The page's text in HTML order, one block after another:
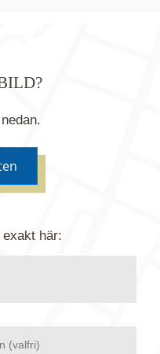
bilder i vårt arkiv
exakt här:
(valfri)